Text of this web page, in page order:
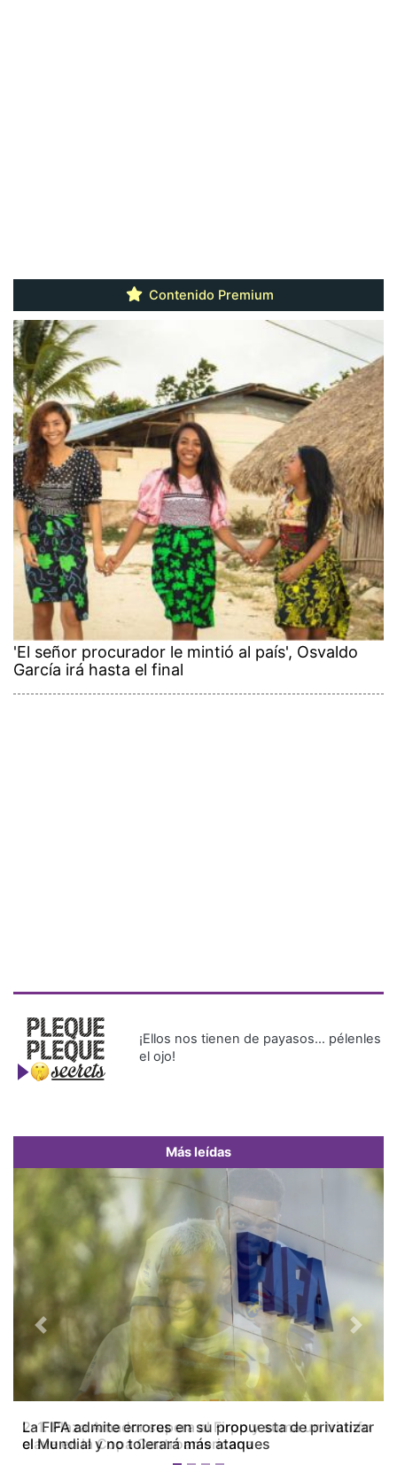
Contenido Premium
'El señor procurador le mintió al país', Osvaldo
García irá hasta el final
¡Ellos nos tienen de payasos… pélenles
el ojo!
Más leídas
La FIFA admite errores en su propuesta de privatizar
el Mundial y no tolerará más ataques
Previous Next